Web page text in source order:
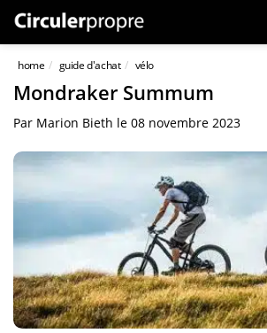
home guide d'achat vélo
Mondraker Summum
Par Marion Bieth le 08 novembre 2023